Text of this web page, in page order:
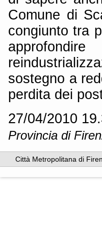
Comune di
congiunto tra
sostegno a
perdita dei
27/04/2010
Provincia di
Città Metropolitana di